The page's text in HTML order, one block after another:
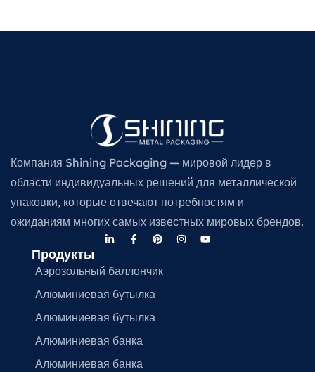
Компания Shining Packaging — мировой лидер в
области индивидуальных решений для металлической
упаковки, которые отвечают потребностям и
ожиданиям многих самых известных мировых брендов.
Продукты
Аэрозольный баллончик
Алюминиевая бутылка
Алюминиевая бутылка
Алюминиевая банка
Алюминиевая банка